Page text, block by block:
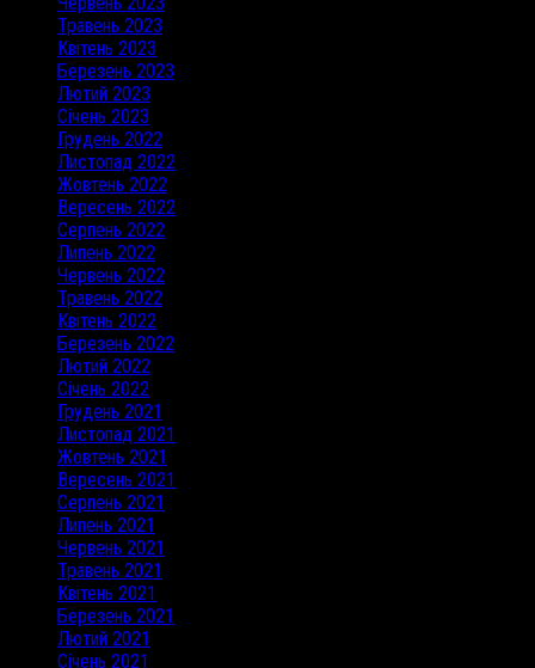
Травень 2023
Квітень 2023
Березень 2023
Лютий 2023
Січень 2023
Грудень 2022
Листопад 2022
Жовтень 2022
Вересень 2022
Серпень 2022
Липень 2022
Червень 2022
Травень 2022
Квітень 2022
Березень 2022
Лютий 2022
Січень 2022
Грудень 2021
Листопад 2021
Жовтень 2021
Вересень 2021
Серпень 2021
Липень 2021
Червень 2021
Травень 2021
Квітень 2021
Березень 2021
Лютий 2021
Січень 2021